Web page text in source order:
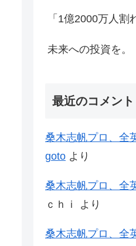
「1億2000万人
未来への投資を。
最近のコメント
桑木志帆プロ、全
goto より
桑木志帆プロ、全
ｃｈｉ
より
桑木志帆プロ、全